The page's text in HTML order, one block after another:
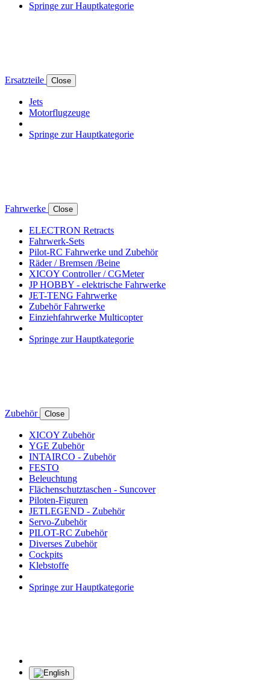
Springe zur Hauptkategorie
Ersatzteile Close
Jets
Motorflugzeuge
Springe zur Hauptkategorie
Fahrwerke Close
ELECTRON Retracts
Fahrwerk-Sets
Pilot-RC Fahrwerke und Zubehör
Räder / Bremsen /Beine
XICOY Controller / CGMeter
JP HOBBY - elektrische Fahrwerke
JET-TENG Fahrwerke
Zubehör Fahrwerke
Einziehfahrwerke Multicopter
Springe zur Hauptkategorie
Zubehör Close
XICOY Zubehör
YGE Zubehör
INTAIRCO - Zubehör
FESTO
Beleuchtung
Flächenschutztaschen - Suncover
Piloten-Figuren
JETLEGEND - Zubehör
Servo-Zubehör
PILOT-RC Zubehör
Diverses Zubehör
Cockpits
Klebstoffe
Springe zur Hauptkategorie